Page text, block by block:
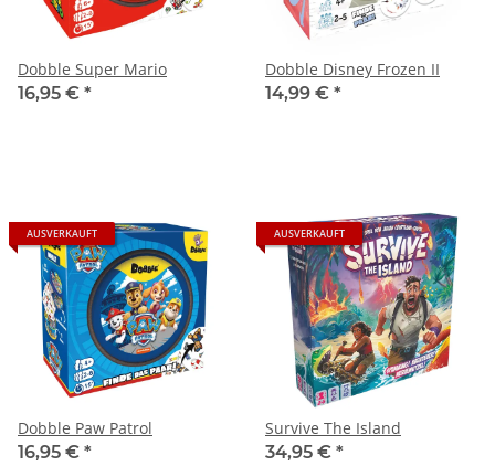
Dobble Super Mario
16,95 € *
Dobble Disney Frozen II
14,99 € *
AUSVERKAUFT
Dobble Paw Patrol
16,95 € *
AUSVERKAUFT
Survive The Island
34,95 € *